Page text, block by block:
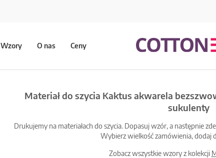
Wzory O nas Ceny
Materiał do szycia Kaktus akwarela
sukulenty
Drukujemy na materiałach do szycia. Dopasuj wzór, a następnie
Wybierz wielkość zamówienia, dodaj
Zobacz wszystkie wzory z kolekcji